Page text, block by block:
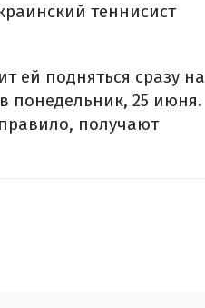
теннисист
ей подняться сразу на
понедельник, 25 июня.
получают